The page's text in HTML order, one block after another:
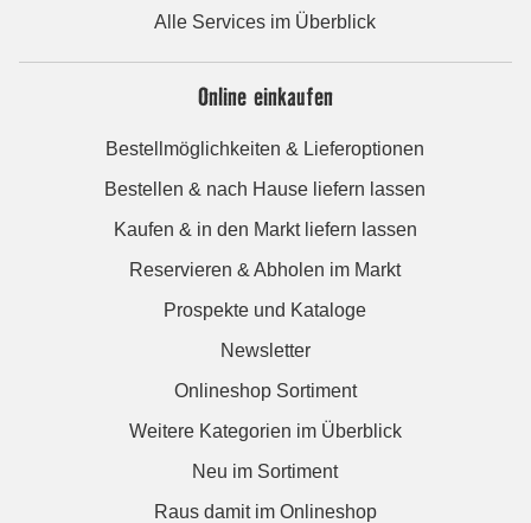
Alle Services im Überblick
Online einkaufen
Bestellmöglichkeiten & Lieferoptionen
Bestellen & nach Hause liefern lassen
Kaufen & in den Markt liefern lassen
Reservieren & Abholen im Markt
Prospekte und Kataloge
Newsletter
Onlineshop Sortiment
Weitere Kategorien im Überblick
Neu im Sortiment
Raus damit im Onlineshop